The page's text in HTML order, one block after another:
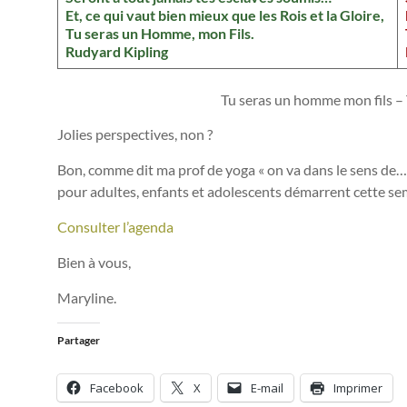
Et, ce qui vaut bien mieux que les Rois et la Gloire,
Tu seras un Homme, mon Fils.
Rudyard Kipling
Tu seras un homme mon fils
Jolies perspectives, non ?
Bon, comme dit ma prof de yoga « on va dans le sens
pour adultes, enfants et adolescents démarrent cette
Consulter l’agenda
Bien à vous,
Maryline.
Partager
Facebook X E-mail Imprimer